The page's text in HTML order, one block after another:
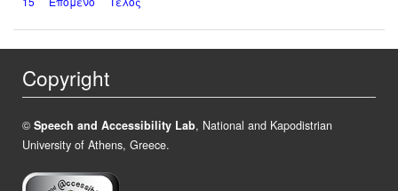
Copyright
© Speech and Accessibility Lab, National and Kapodistrian
University of Athens, Greece.